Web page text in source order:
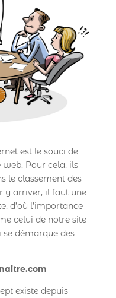
est le souci de
Pour cela, ils
le classement des
y arriver, il faut une
d’où l’importance
celui de notre site
se démarque des
existe depuis